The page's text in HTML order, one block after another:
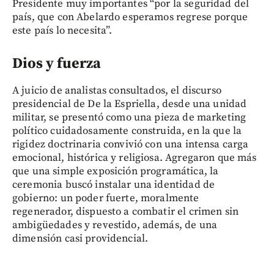
Presidente muy importantes “por la seguridad del
país, que con Abelardo esperamos regrese porque
este país lo necesita”.
Dios y fuerza
A juicio de analistas consultados, el discurso
presidencial de De la Espriella, desde una unidad
militar, se presentó como una pieza de marketing
político cuidadosamente construida, en la que la
rigidez doctrinaria convivió con una intensa carga
emocional, histórica y religiosa. Agregaron que más
que una simple exposición programática, la
ceremonia buscó instalar una identidad de
gobierno: un poder fuerte, moralmente
regenerador, dispuesto a combatir el crimen sin
ambigüedades y revestido, además, de una
dimensión casi providencial.